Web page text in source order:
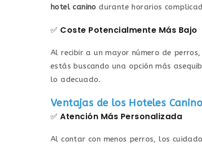
hotel canino durante horarios
✅ Coste Potencialmente Más Bajo
Al recibir a un mayor número de
estás buscando una opción más
lo adecuado.
Ventajas de los Hoteles
✅Atención Más Personalizada
Al contar con menos perros, los